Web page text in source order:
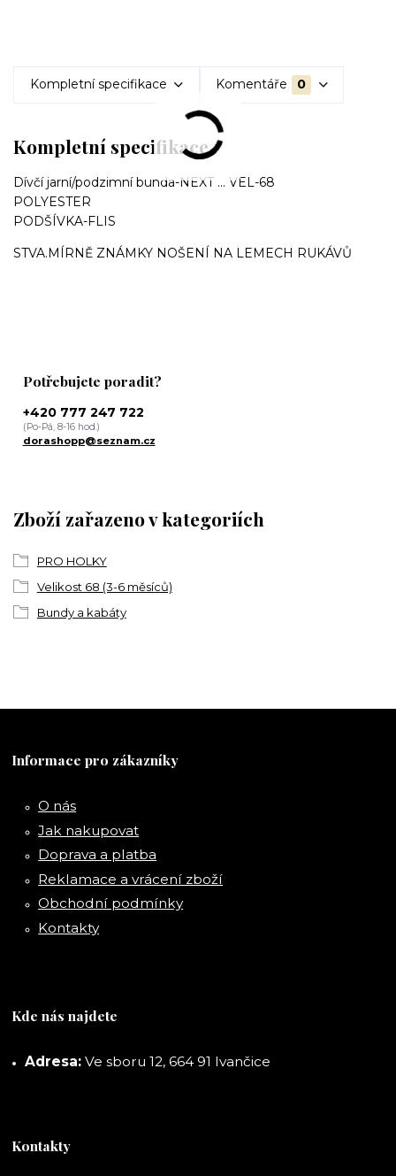
Kompletní specifikace Komentáře 0
Kompletní specifikace
Dívčí jarní/podzimní bunda-NEXT ... VEL-68
POLYESTER
PODŠÍVKA-FLIS
STVA.MÍRNĚ ZNÁMKY NOŠENÍ NA LEMECH RUKÁVŮ
Zboží zařazeno v kategoriích
PRO HOLKY
Velikost 68 (3-6 měsíců)
Bundy a kabáty
Potřebujete poradit?
+420 777 247 722
(Po-Pá, 8-16 hod.)
dorashopp@seznam.cz
Informace pro zákazníky
O nás
Jak nakupovat
Doprava a platba
Reklamace a vrácení zboží
Obchodní podmínky
Kontakty
Kde nás najdete
Adresa: Ve sboru 12, 664 91 Ivančice
Kontakty